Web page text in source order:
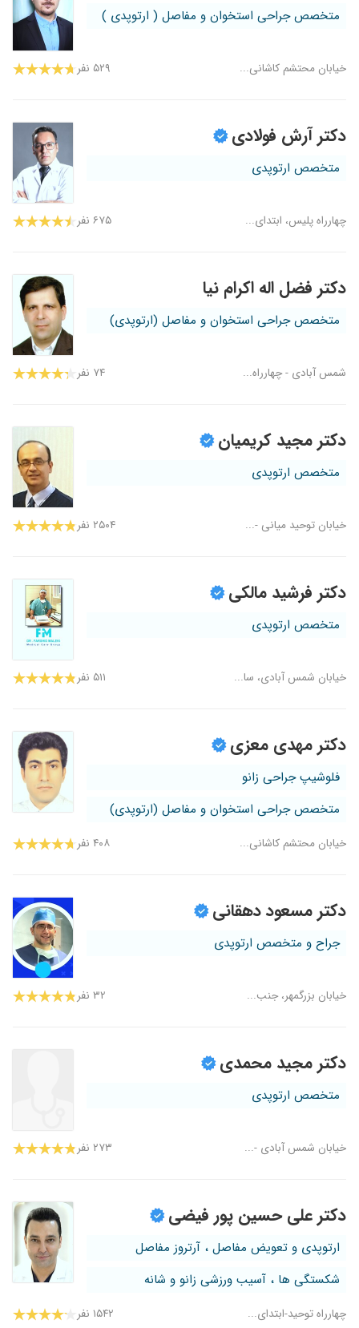
متخصص جراحی استخوان و مفاصل ( ارتوپدی )
خیابان محتشم کاشانی... ۵۲۹ نفر
دکتر آرش فولادی
متخصص ارتوپدی
چهارراه پلیس، ابتدای... ۶۷۵ نفر
دکتر فضل اله اکرام نیا
متخصص جراحی استخوان و مفاصل (ارتوپدی)
شمس آبادی - چهارراه... ۷۴ نفر
دکتر مجید کریمیان
متخصص ارتوپدی
خیابان توحید میانی -... ۲۵۰۴ نفر
دکتر فرشید مالکی
متخصص ارتوپدی
خیابان شمس آبادی، سا... ۵۱۱ نفر
دکتر مهدی معزی
فلوشیپ جراحی زانو
متخصص جراحی استخوان و مفاصل (ارتوپدی)
خیابان محتشم کاشانی... ۴۰۸ نفر
دکتر مسعود دهقانی
جراح و متخصص ارتوپدی
خیابان بزرگمهر، جنب... ۳۲ نفر
دکتر مجید محمدی
متخصص ارتوپدی
۲۷۳ نفر
دکتر علی حسین پور فیضی
ارتوپدی و تعویض مفاصل ، آرتروز مفاصل
شکستگی ها ، آسیب ورزشی زانو و شانه
چهارراه توحید-ابتدای... ۱۵۴۲ نفر